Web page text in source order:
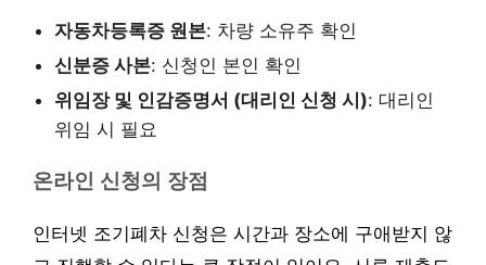
자동차등록증 원본: 차량 소유주 확인
신분증 사본: 신청인 본인 확인
위임장 및 인감증명서 (대리인 신청 시): 대리인
위임 시 필요
온라인 신청의 장점
인터넷 조기폐차 신청은 시간과 장소에 구애받지 않